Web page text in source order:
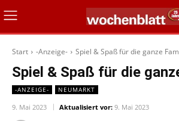
Start -Anzeige- Spiel & Spaß für die ganze
Spiel & Spaß für die
-ANZEIGE- NEUMARKT
9. Mai 2023 Aktualisiert vor: 9. Mai 2023